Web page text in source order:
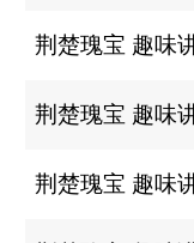
荆楚瑰宝 趣味
荆楚瑰宝 趣味
荆楚瑰宝 趣味